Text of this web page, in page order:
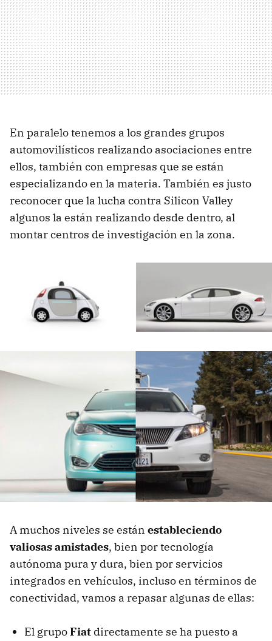
En paralelo tenemos a los grandes grupos
automovilísticos realizando asociaciones entre
ellos, también con empresas que se están
especializando en la materia. También es justo
reconocer que la lucha contra Silicon Valley
algunos la están realizando desde dentro, al
montar centros de investigación en la zona.
A muchos niveles se están estableciendo
valiosas amistades, bien por tecnología
autónoma pura y dura, bien por servicios
integrados en vehículos, incluso en términos de
conectividad, vamos a repasar algunas de ellas:
El grupoFiat directamente se ha puesto a